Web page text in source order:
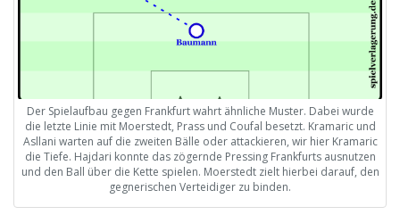
Der Spielaufbau gegen Frankfurt wahrt ähnliche Muster. Dabei wurde
die letzte Linie mit Moerstedt, Prass und Coufal besetzt. Kramaric und
Asllani warten auf die zweiten Bälle oder attackieren, wir hier Kramaric
die Tiefe. Hajdari konnte das zögernde Pressing Frankfurts ausnutzen
und den Ball über die Kette spielen. Moerstedt zielt hierbei darauf, den
gegnerischen Verteidiger zu binden.